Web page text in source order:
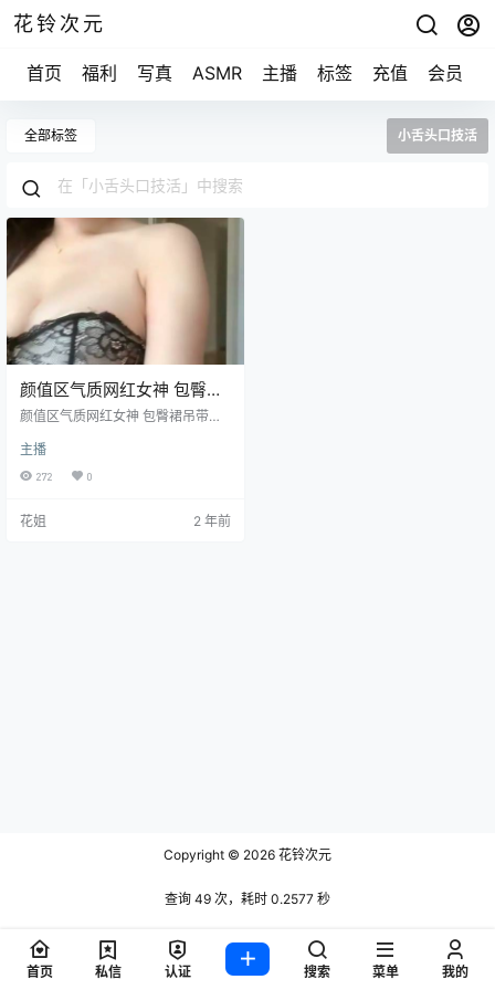
花铃次元
首页 福利 写真 ASMR 主播 标签 充值 会员
全部标签 小舌头口技活
颜值区气质网红女神 包臀裙
吊带黑丝 小舌头口技活展示
颜值区气质网红女神 包臀裙吊带黑
主播
272 0
花姐 2 年前
Copyright © 2026 花铃次元
查询 49 次，耗时 0.2577 秒
首页 私信 认证 搜索 菜单 我的